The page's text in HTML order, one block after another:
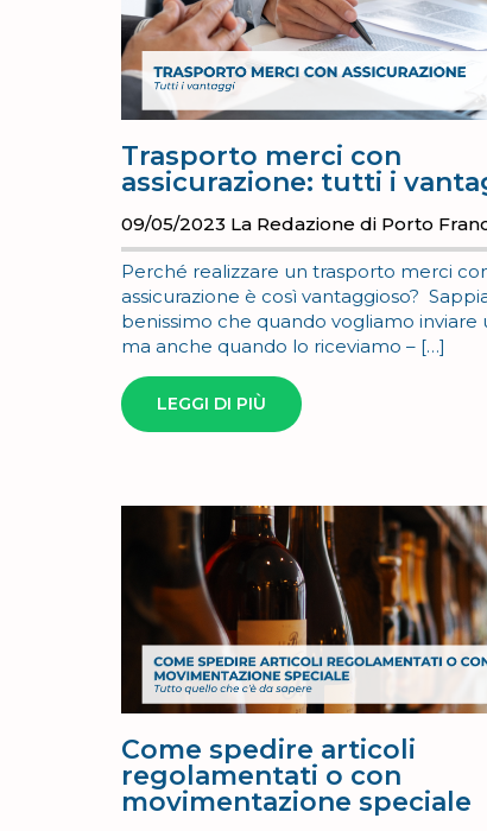
Trasporto merci con
assicurazione: tutti i
09/05/2023 La Redazione di Porto
Perché realizzare un trasporto merci
assicurazione è così vantaggioso?
benissimo che quando vogliamo inviare
ma anche quando lo riceviamo – […]
LEGGI DI PIÙ
Come spedire articoli
regolamentati o con
movimentazione speciale